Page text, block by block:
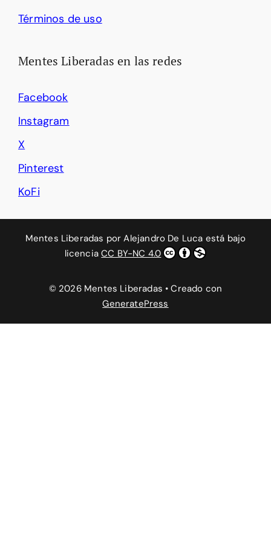
Términos de uso
Mentes Liberadas en las redes
Facebook
Instagram
X
Pinterest
KoFi
Mentes Liberadas porAlejandro De Luca está bajo
licenciaCC BY-NC 4.0
© 2026 Mentes Liberadas • Creado con
GeneratePress